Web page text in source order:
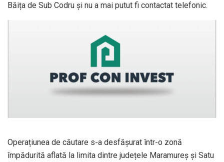
Băița de Sub Codru și nu a mai putut fi contactat telefonic.
Operațiunea de căutare s-a desfășurat într-o zonă
împădurită aflată la limita dintre județele Maramureș și Satu